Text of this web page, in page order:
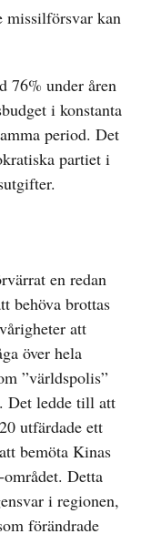
missilförsvar kan
76% under åren
i konstanta
period. Det
partiet i
en redan
behöva brottas
att
över hela
”världspolis”
Det ledde till att
utfärdade ett
bemöta Kinas
Detta
i regionen,
förändrade